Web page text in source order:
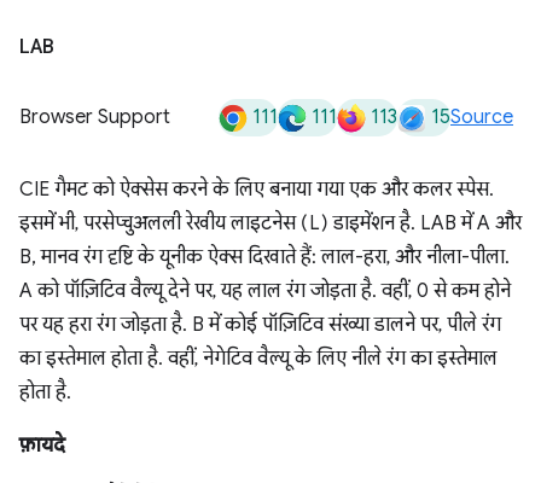
LAB
Browser Support 111 111 113 15Source
CIE गैमट को ऐक्सेस करने के लिए बनाया गया एक और कलर स्पेस.
इसमें भी, परसेप्चुअलली रेखीय लाइटनेस (L) डाइमेंशन है. LAB में A और
B, मानव रंग दृष्टि के यूनीक ऐक्स दिखाते हैं: लाल-हरा, और नीला-पीला.
A को पॉज़िटिव वैल्यू देने पर, यह लाल रंग जोड़ता है. वहीं, 0 से कम होने
पर यह हरा रंग जोड़ता है. B में कोई पॉज़िटिव संख्या डालने पर, पीले रंग
का इस्तेमाल होता है. वहीं, नेगेटिव वैल्यू के लिए नीले रंग का इस्तेमाल
होता है.
फ़ायदे